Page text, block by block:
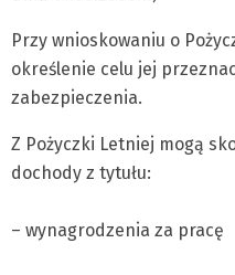
Przy wnioskowaniu o
określenie celu jej
zabezpieczenia.
Z Pożyczki Letniej mogą
dochody z tytułu:
– wynagrodzenia za pracę